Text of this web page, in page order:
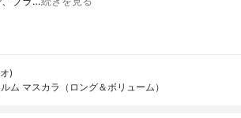
)
ム マスカラ（ロング＆ボリューム）